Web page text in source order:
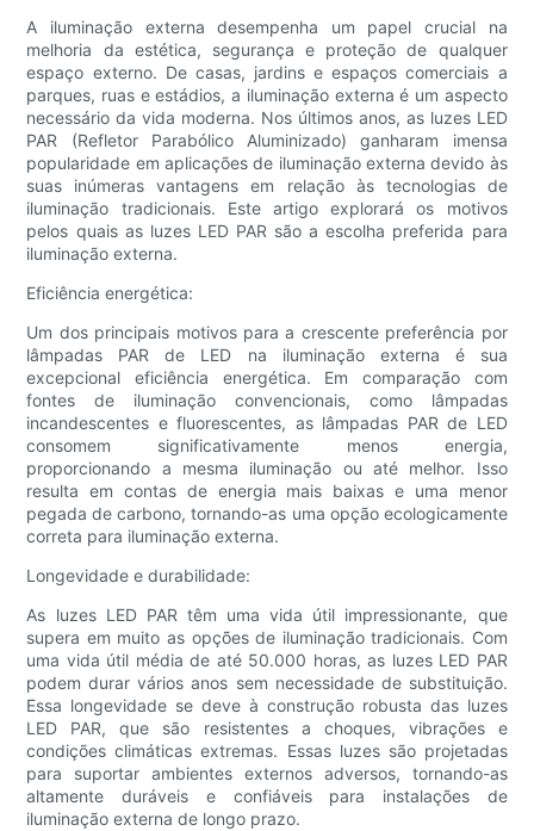
A iluminação externa desempenha um papel crucial na
melhoria da estética, segurança e proteção de qualquer
espaço externo. De casas, jardins e espaços comerciais a
parques, ruas e estádios, a iluminação externa é um aspecto
necessário da vida moderna. Nos últimos anos, as luzes LED
PAR (Refletor Parabólico Aluminizado) ganharam imensa
popularidade em aplicações de iluminação externa devido às
suas inúmeras vantagens em relação às tecnologias de
iluminação tradicionais. Este artigo explorará os motivos
pelos quais as luzes LED PAR são a escolha preferida para
iluminação externa.
Eficiência energética:
Um dos principais motivos para a crescente preferência por
lâmpadas PAR de LED na iluminação externa é sua
excepcional eficiência energética. Em comparação com
fontes de iluminação convencionais, como lâmpadas
incandescentes e fluorescentes, as lâmpadas PAR de LED
consomem significativamente menos energia,
proporcionando a mesma iluminação ou até melhor. Isso
resulta em contas de energia mais baixas e uma menor
pegada de carbono, tornando-as uma opção ecologicamente
correta para iluminação externa.
Longevidade e durabilidade:
As luzes LED PAR têm uma vida útil impressionante, que
supera em muito as opções de iluminação tradicionais. Com
uma vida útil média de até 50.000 horas, as luzes LED PAR
podem durar vários anos sem necessidade de substituição.
Essa longevidade se deve à construção robusta das luzes
LED PAR, que são resistentes a choques, vibrações e
condições climáticas extremas. Essas luzes são projetadas
para suportar ambientes externos adversos, tornando-as
altamente duráveis ​​e confiáveis ​​para instalações de
iluminação externa de longo prazo.